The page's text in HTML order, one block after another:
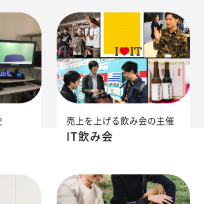
売上を上げる飲み会の主催
IT飲み会